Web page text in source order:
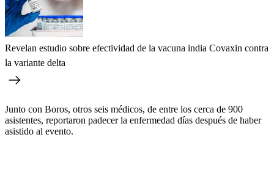
Revelan estudio sobre efectividad de la vacuna india Covaxin contra
la variante delta
Junto con Boros, otros seis médicos, de entre los cerca de 900
asistentes, reportaron padecer la enfermedad días después de haber
asistido al evento.